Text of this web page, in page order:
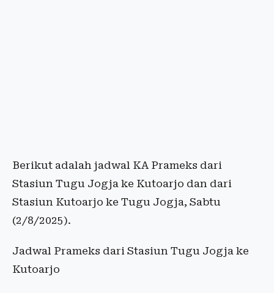
Berikut adalah jadwal KA Prameks dari
Stasiun Tugu Jogja ke Kutoarjo dan dari
Stasiun Kutoarjo ke Tugu Jogja, Sabtu
(2/8/2025).
Jadwal Prameks dari Stasiun Tugu Jogja ke
Kutoarjo